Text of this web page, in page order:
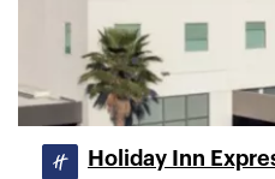
Holiday Inn